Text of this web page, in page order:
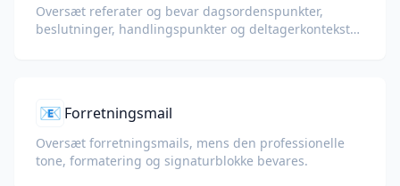
Oversæt referater og bevar dagsordenspunkter,
beslutninger, handlingspunkter og deltagerkontekst
📧 Forretningsmail
Oversæt forretningsmails, mens den professionelle
tone, formatering og signaturblokke bevares.